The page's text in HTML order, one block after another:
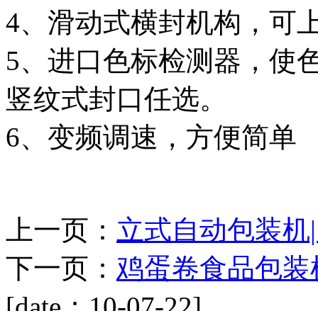
4、滑动式横封机构，可
5、进口色标检测器，使
竖纹式封口任选。
6、变频调速，方便简单
上一页： 立式自动包装
下一页： 鸡蛋卷食品包装